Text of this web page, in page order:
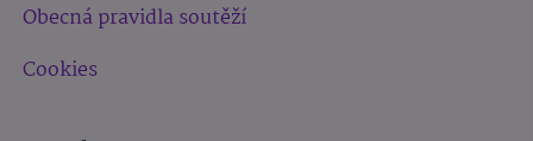
Obecná pravidla soutěží
Cookies